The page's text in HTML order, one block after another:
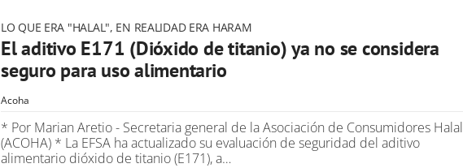
LO QUE ERA "HALAL", EN REALIDAD ERA HARAM
El aditivo E171 (Dióxido de titanio) ya no se considera
seguro para uso alimentario
Acoha
* Por Marian Aretio - Secretaria general de la Asociación de Consumidores Halal
(ACOHA) * La EFSA ha actualizado su evaluación de seguridad del aditivo
alimentario dióxido de titanio (E171), a…